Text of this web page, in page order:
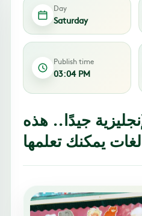
Day
Saturday
Publish time
03:04 PM
جيدًا.. هذه